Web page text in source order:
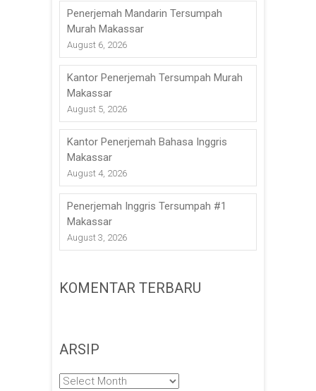
Penerjemah Mandarin Tersumpah
Murah Makassar
August 6, 2026
Kantor Penerjemah Tersumpah Murah
Makassar
August 5, 2026
Kantor Penerjemah Bahasa Inggris
Makassar
August 4, 2026
Penerjemah Inggris Tersumpah #1
Makassar
August 3, 2026
KOMENTAR TERBARU
ARSIP
Arsip